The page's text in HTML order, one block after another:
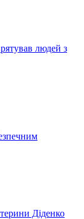
людей з
Діденко